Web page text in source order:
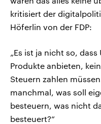
kritisiert der
Höferlin von der FDP:
„Es ist ja nicht so,
Produkte anbieten,
Steuern zahlen
manchmal, was soll
besteuern, was nicht
besteuert?“